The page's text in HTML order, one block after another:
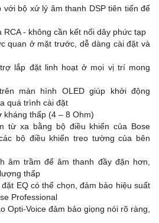
với bộ xử lý âm thanh DSP tiên tiến để
RCA - không cần kết nối dây phức tạp
quan ở mặt trước, dễ dàng cài đặt và
lắp đặt linh hoạt ở mọi vị trí mong
màn hình OLED giúp khởi động
quá trình cài đặt
kháng thấp (4 – 8 Ohm)
từ xa bằng bộ điều khiển của Bose
bộ điều khiển treo tường của bên
âm trầm để âm thanh đầy đặn hơn,
thấp
EQ có thể chọn, đảm bảo hiệu suất
Professional
Opti-Voice đảm bảo giọng nói rõ ràng,